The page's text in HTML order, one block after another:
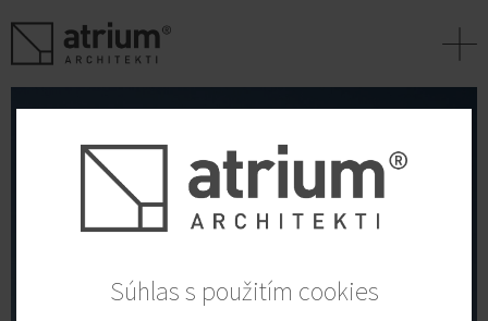
+
Súhlas s použitím cookies